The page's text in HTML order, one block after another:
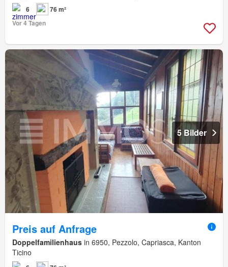
6
76 m²
Vor 4 Tagen
5 Bilder
Preis auf Anfrage
Doppelfamilienhaus in 6950, Pezzolo, Capriasca, Kanton
Ticino